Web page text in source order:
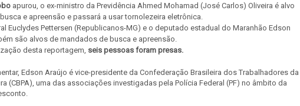
apurou, o ex-ministro da Previdência Ahmed Mohamad (José Carlos) Oliveira é alvo
e apreensão e passará a usar tornolezeira eletrônica.
Euclydes Pettersen (Republicanos-MG) e o deputado estadual do Maranhão Edson
são alvos de mandados de busca e apreensão.
desta reportagem, seis pessoas foram presas.
Edson Araújo é vice-presidente da Confederação Brasileira dos Trabalhadores da
(CBPA), uma das associações investigadas pela Polícia Federal (PF) no âmbito da